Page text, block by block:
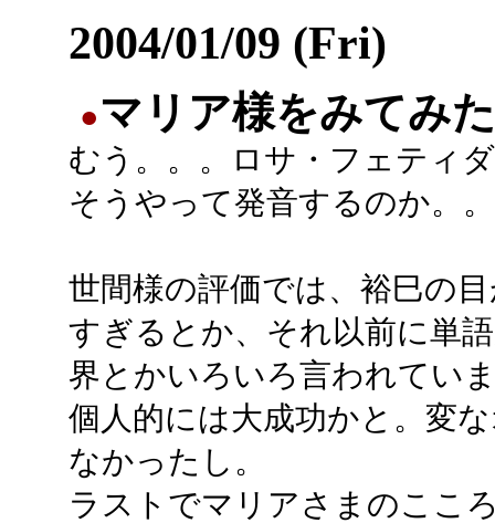
2004/01/09 (Fri)
●マリア様をみてみた
むう。。。ロサ・フェティ
そうやって発音するのか。
世間様の評価では、裕巳の
すぎるとか、それ以前に単
界とかいろいろ言われてい
個人的には大成功かと。変
なかったし。
ラストでマリアさまのここ